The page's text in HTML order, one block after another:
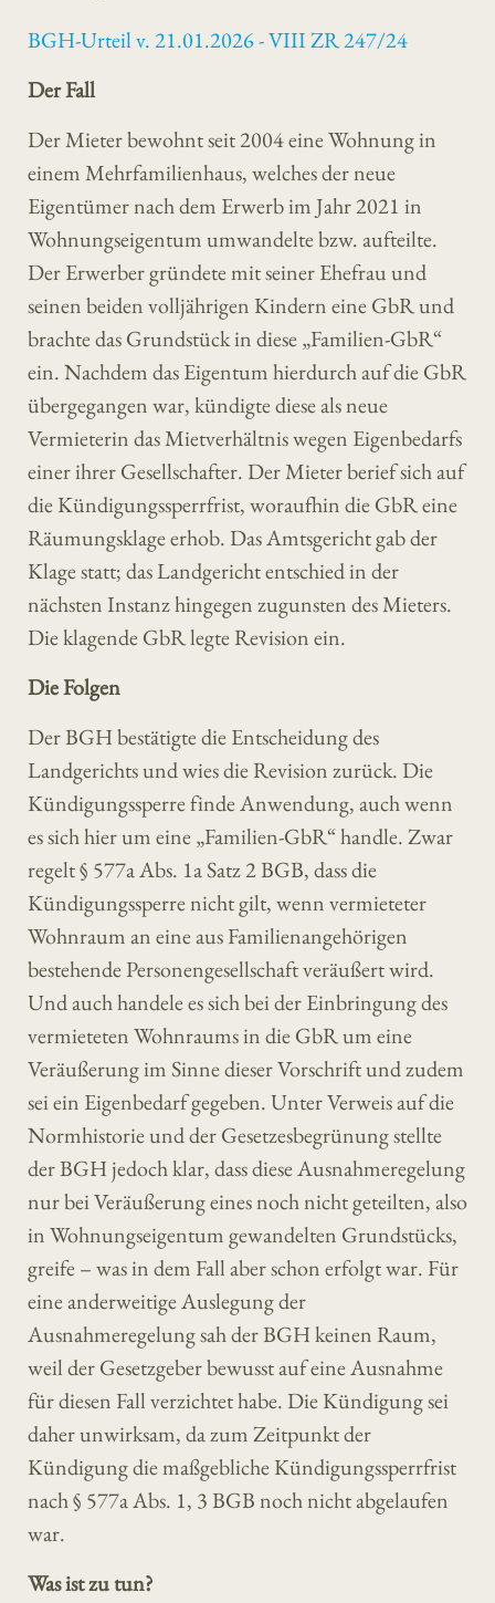
BGH-Urteil v. 21.01.2026 - VIII ZR 247/24
Der Fall
Der Mieter bewohnt seit 2004 eine Wohnung in
einem Mehrfamilienhaus, welches der neue
Eigentümer nach dem Erwerb im Jahr 2021 in
Wohnungseigentum umwandelte bzw. aufteilte.
Der Erwerber gründete mit seiner Ehefrau und
seinen beiden volljährigen Kindern eine GbR und
brachte das Grundstück in diese „Familien-GbR“
ein. Nachdem das Eigentum hierdurch auf die GbR
übergegangen war, kündigte diese als neue
Vermieterin das Mietverhältnis wegen Eigenbedarfs
einer ihrer Gesellschafter. Der Mieter berief sich auf
die Kündigungssperrfrist, woraufhin die GbR eine
Räumungsklage erhob. Das Amtsgericht gab der
Klage statt; das Landgericht entschied in der
nächsten Instanz hingegen zugunsten des Mieters.
Die klagende GbR legte Revision ein.
Die Folgen
Der BGH bestätigte die Entscheidung des
Landgerichts und wies die Revision zurück. Die
Kündigungssperre finde Anwendung, auch wenn
es sich hier um eine „Familien-GbR“ handle. Zwar
regelt § 577a Abs. 1a Satz 2 BGB, dass die
Kündigungssperre nicht gilt, wenn vermieteter
Wohnraum an eine aus Familienangehörigen
bestehende Personengesellschaft veräußert wird.
Und auch handele es sich bei der Einbringung des
vermieteten Wohnraums in die GbR um eine
Veräußerung im Sinne dieser Vorschrift und zudem
sei ein Eigenbedarf gegeben. Unter Verweis auf die
Normhistorie und der Gesetzesbegrünung stellte
der BGH jedoch klar, dass diese Ausnahmeregelung
nur bei Veräußerung eines noch nicht geteilten, also
in Wohnungseigentum gewandelten Grundstücks,
greife – was in dem Fall aber schon erfolgt war. Für
eine anderweitige Auslegung der
Ausnahmeregelung sah der BGH keinen Raum,
weil der Gesetzgeber bewusst auf eine Ausnahme
für diesen Fall verzichtet habe. Die Kündigung sei
daher unwirksam, da zum Zeitpunkt der
Kündigung die maßgebliche Kündigungssperrfrist
nach § 577a Abs. 1, 3 BGB noch nicht abgelaufen
war.
Was ist zu tun?